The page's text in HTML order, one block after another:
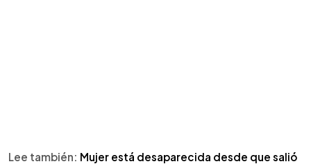
Lee también: Mujer está desaparecida desde que salió